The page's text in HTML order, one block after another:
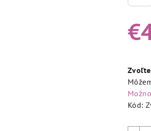
cena:
Kód: